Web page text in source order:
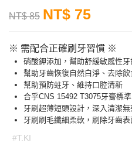
NT$ 85 NT$ 75
※ 需配合正確刷牙習慣 ※
硝酸鉀添加，幫助舒緩敏感性牙
幫助牙齒恢復自然白淨、去除
幫助預防蛀牙、維持口腔清新
合乎CNS 15492 T3075牙膏標準
牙刷超薄短頭設計，深入清潔無
牙刷刷毛纖細柔軟，刷除牙齒
#T.KI